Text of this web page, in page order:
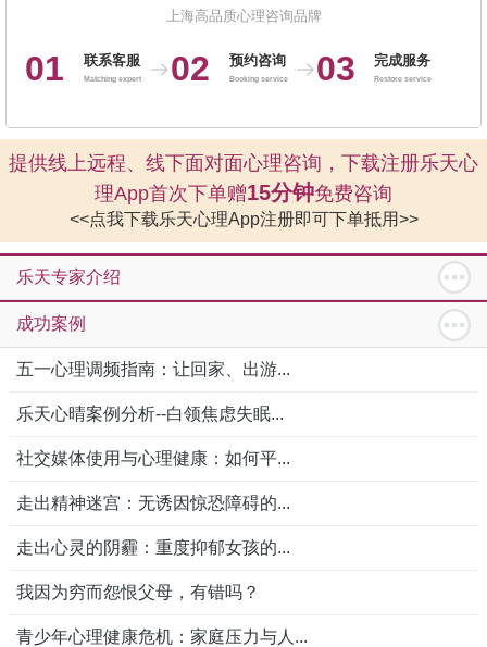
上海高品质心理咨询品牌
01 联系客服
Matching expert 02 预约咨询
Booking service 03 完成服务
Restore service
提供线上远程、线下面对面心理咨询，下载注册乐天心
理App首次下单赠15分钟免费咨询
<<点我下载乐天心理App注册即可下单抵用>>
乐天专家介绍
成功案例
五一心理调频指南：让回家、出游...
乐天心晴案例分析--白领焦虑失眠...
社交媒体使用与心理健康：如何平...
走出精神迷宫：无诱因惊恐障碍的...
走出心灵的阴霾：重度抑郁女孩的...
我因为穷而怨恨父母，有错吗？
青少年心理健康危机：家庭压力与人...